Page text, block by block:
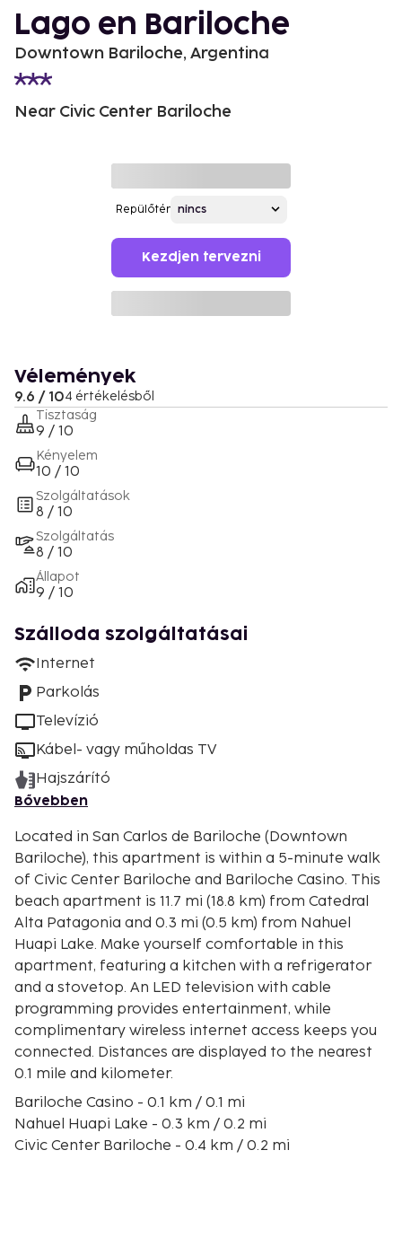
Lago en Bariloche
Downtown Bariloche, Argentina
Near Civic Center Bariloche
Repülőtér
Kezdjen tervezni
Vélemények
9.6 / 104 értékelésből
Tisztaság
9 / 10
Kényelem
10 / 10
Szolgáltatások
8 / 10
Szolgáltatás
8 / 10
Állapot
9 / 10
Szálloda szolgáltatásai
Internet
Parkolás
Televízió
Kábel- vagy műholdas TV
Hajszárító
Bővebben
Located in San Carlos de Bariloche (Downtown
Bariloche), this apartment is within a 5-minute walk
of Civic Center Bariloche and Bariloche Casino. This
beach apartment is 11.7 mi (18.8 km) from Catedral
Alta Patagonia and 0.3 mi (0.5 km) from Nahuel
Huapi Lake. Make yourself comfortable in this
apartment, featuring a kitchen with a refrigerator
and a stovetop. An LED television with cable
programming provides entertainment, while
complimentary wireless internet access keeps you
connected. Distances are displayed to the nearest
0.1 mile and kilometer.
Bariloche Casino - 0.1 km / 0.1 mi
Nahuel Huapi Lake - 0.3 km / 0.2 mi
Civic Center Bariloche - 0.4 km / 0.2 mi